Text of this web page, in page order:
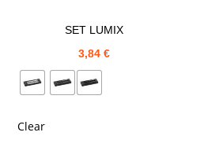
SET LUMIX
3,84€
Clear